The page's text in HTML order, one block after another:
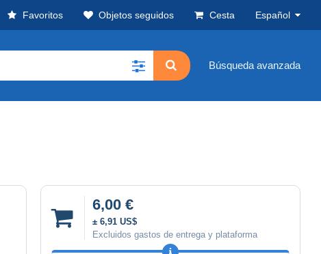
Favoritos Objetos seguidos Cesta Español
Búsqueda avanzada
6,00 €
± 6,91 US$
Excluidos gastos de entrega y plataforma